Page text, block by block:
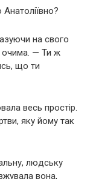
на свого
очима. — Ти ж
що ти
весь простір.
яку йому так
людську
вона,